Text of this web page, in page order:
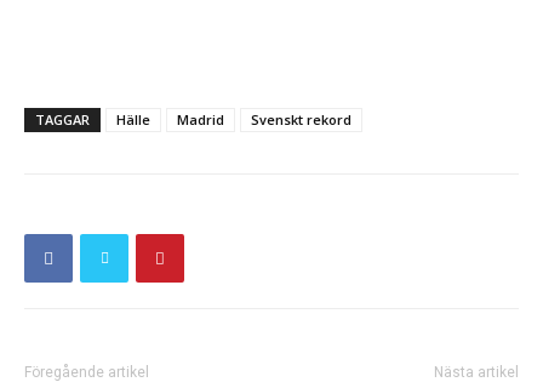
TAGGAR Hälle Madrid Svenskt rekord
Föregående artikel Nästa artikel